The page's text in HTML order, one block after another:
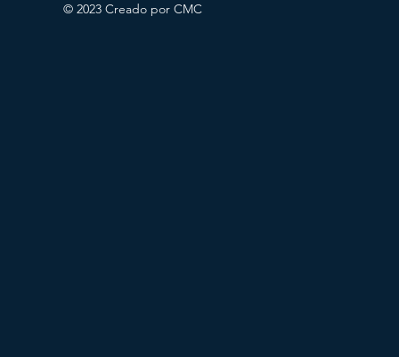
© 2023 Creado por CMC